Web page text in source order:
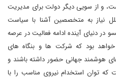
و از سویی دیگر دولت برای مدیریت
نیاز به متخصصین آشنا با سیاست
در دنیای آینده ادامه فعالیت در عرصه
بود که شرکت ها و بنگاه های
هوشمند جهانی حضور داشته باشند و
توان استخدام نیروی مناسب را با